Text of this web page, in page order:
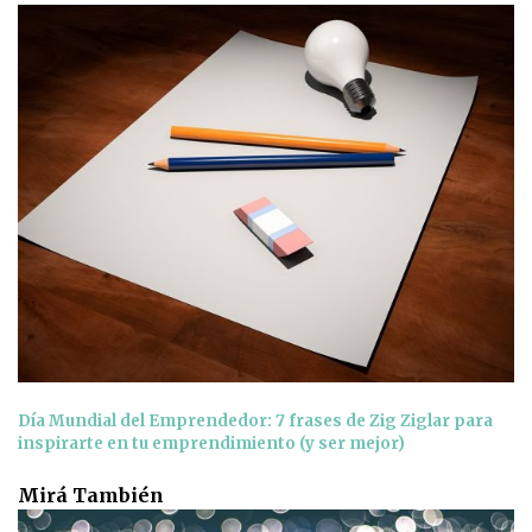
Día Mundial del Emprendedor: 7 frases de Zig Ziglar para
inspirarte en tu emprendimiento (y ser mejor)
Mirá También